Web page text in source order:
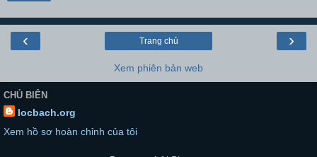
‹ ›
Trang chủ
Xem phiên bản web
CHỦ BIÊN
locbach.org
Xem hồ sơ hoàn chỉnh của tôi